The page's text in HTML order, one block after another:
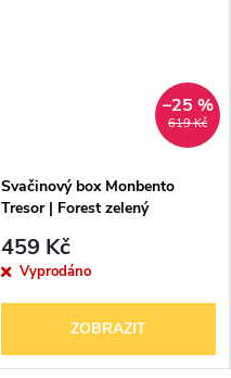
619 Kč
–25 %
Svačinový box Monbento
Tresor | Forest zelený
459 Kč
Vyprodáno
ZOBRAZIT